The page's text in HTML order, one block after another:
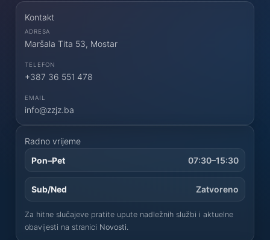
Kontakt
ADRESA
Maršala Tita 53, Mostar
TELEFON
+387 36 551 478
EMAIL
info@zzjz.ba
Radno vrijeme
Pon–Pet
07:30–15:30
Sub/Ned Zatvoreno
Za hitne slučajeve pratite upute nadležnih službi i aktuelne
obavijesti na stranici Novosti.